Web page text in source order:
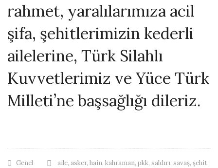
rahmet, yaralılarımıza acil
şifa, şehitlerimizin kederli
ailelerine, Türk Silahlı
Kuvvetlerimiz ve Yüce Türk
Milleti’ne başsağlığı dileriz.
Genel aile, asker, hain, kahraman, pkk, saldırı, savaş, şehit,